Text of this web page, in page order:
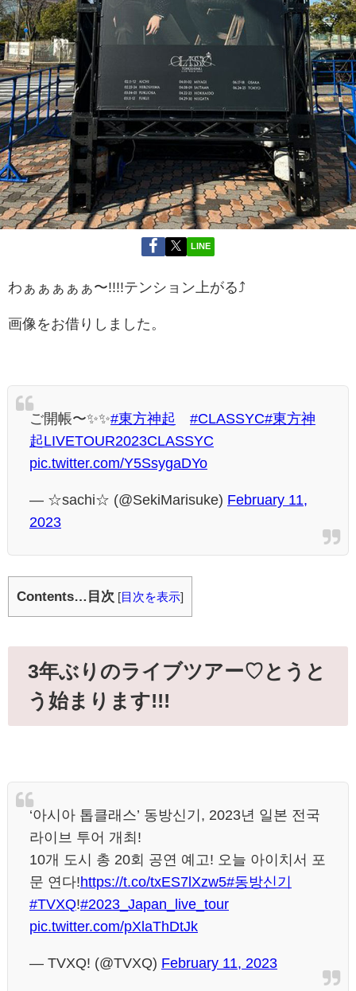
LINE
わぁぁぁぁぁ〜!!!!テンション上がる⤴
画像をお借りしました。
ご開帳〜✨✨#東方神起 #CLASSYC#東方神
起LIVETOUR2023CLASSYC
pic.twitter.com/Y5SsygaDYo
— ☆sachi☆ (@SekiMarisuke) February 11,
2023
Contents…目次 [目次を表示]
3年ぶりのライブツアー♡とうと
う始まります!!!
‘아시아 톱클래스’ 동방신기, 2023년 일본 전국
라이브 투어 개최!
10개 도시 총 20회 공연 예고! 오늘 아이치서 포
문 연다!https://t.co/txES7lXzw5#동방신기
#TVXQ!#2023_Japan_live_tour
pic.twitter.com/pXlaThDtJk
— TVXQ! (@TVXQ) February 11, 2023